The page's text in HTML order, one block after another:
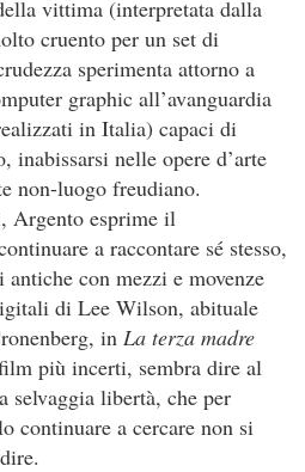
vittima (interpretata dalla
cruento per un set di
sperimenta attorno a
graphic all’avanguardia
in Italia) capaci di
inabissarsi nelle opere d’arte
non-luogo freudiano.
Argento esprime il
a raccontare sé stesso,
con mezzi e movenze
di Lee Wilson, abituale
in La terza madre
più incerti, sembra dire al
selvaggia libertà, che per
continuare a cercare non si